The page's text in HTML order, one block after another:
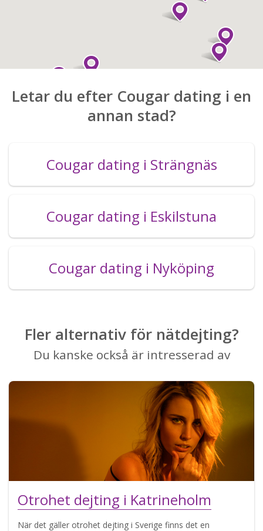
Letar du efter Cougar dating i en
annan stad?
Cougar dating i Strängnäs
Cougar dating i Eskilstuna
Cougar dating i Nyköping
Fler alternativ för nätdejting?
Du kanske också är intresserad av
Otrohet dejting i Katrineholm
När det gäller otrohet dejting i Sverige finns det en